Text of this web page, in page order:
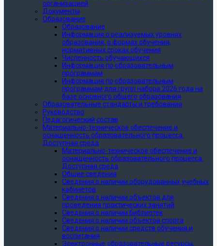
организацией
Документы
Образование
Образование
Информация о реализуемых уровнях
образования, о формах обучения,
нормативных сроках обучения
Численность обучающихся
Информация по образовательным
программам
Информация по образовательным
программам для групп набора 2026 года на
базе основного общего образования
Образовательные стандарты и требования
Руководство
Педагогический состав
Материально-техническое обеспечение и
оснащённость образовательного процесса.
Доступная среда
Материально-техническое обеспечение и
оснащённость образовательного процесса.
Доступная среда
Общие сведения
Сведения о наличии оборудованных учебных
кабинетов
Сведения о наличии объектов для
проведения практических занятий
Сведения о наличии библиотек
Сведения о наличии объектов спорта
Сведения о наличии средств обучения и
воспитания
Электронные образовательные ресурсы,